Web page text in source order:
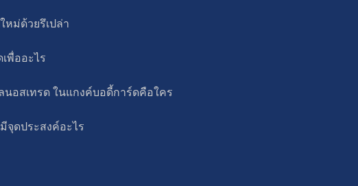
ม่ด้วยรึเปล่า
พื่ออะไร
อสเทรด ในแกงค์บอดี้การ์ดคือใคร
ดประสงค์อะไร